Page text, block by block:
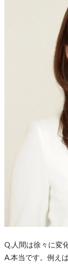
Q.人間は徐々に変
A.本当です。例え